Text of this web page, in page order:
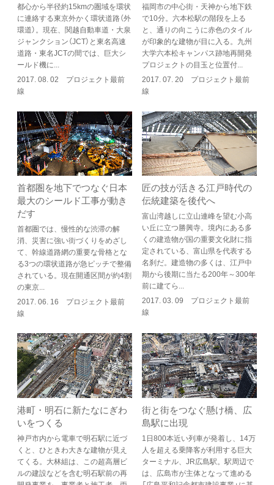
都心から半径約15kmの圏域を環状
に連絡する東京外かく環状道路（外
環道）。現在、関越自動車道・大泉
ジャンクション（JCT）と東名高速
道路・東名JCTの間では、巨大シ
ールド機に...
2017. 08. 02 プロジェクト最前
線
福岡市の中心街・天神から地下鉄
で10分。六本松駅の階段を上る
と、通りの向こうに赤色のタイル
が印象的な建物が目に入る。九州
大学六本松キャンパス跡地再開発
プロジェクトの目玉と位置付...
2017. 07. 20 プロジェクト最前
線
首都圏を地下でつなぐ日本
最大のシールド工事が動き
だす
首都圏では、慢性的な渋滞の解
消、災害に強い街づくりをめざし
て、幹線道路網の重要な骨格とな
る3つの環状道路が急ピッチで整備
されている。現在開通区間が約4割
の東京...
2017. 06. 16 プロジェクト最前
線
匠の技が活きる江戸時代の
伝統建築を後代へ
富山湾越しに立山連峰を望む小高
い丘に立つ勝興寺。境内にある多
くの建造物が国の重要文化財に指
定されている、富山県を代表する
名刹だ。建造物の多くは、江戸中
期から後期に当たる200年～300年
前に建てら...
2017. 03. 09 プロジェクト最前
線
港町・明石に新たなにぎわ
いをつくる
神戸市内から電車で明石駅に近づ
くと、ひときわ大きな建物が見え
てくる。大林組は、この超高層ビ
ルの建設などを含む明石駅前の再
街と街をつなぐ懸け橋、広
島駅に出現
1日800本近い列車が発着し、14万
人を超える乗降客が利用する巨大
ターミナル、JR広島駅。駅周辺で
は、広島市が主体となって進める